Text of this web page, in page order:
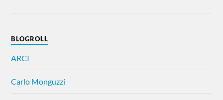
BLOGROLL
ARCI
Carlo Monguzzi